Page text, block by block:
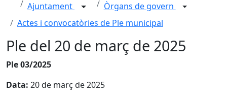
Ajuntament
Òrgans de govern
Actes i convocatòries de Ple municipal
Ple del 20 de març de 2025
Ple 03/2025
Data: 20 de març de 2025